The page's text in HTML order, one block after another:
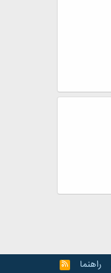
راهنما
R